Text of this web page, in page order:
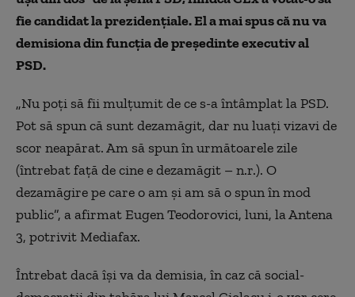
fie candidat la prezidențiale. El a mai spus că nu va
demisiona din funcția de președinte executiv al
PSD.
„Nu poți să fii mulțumit de ce s-a întâmplat la PSD.
Pot să spun că sunt dezamăgit, dar nu luați vizavi de
scor neapărat. Am să spun în următoarele zile
(întrebat față de cine e dezamăgit – n.r.). O
dezamăgire pe care o am și am să o spun în mod
public”, a afirmat Eugen Teodorovici, luni, la Antena
3, potrivit Mediafax.
Întrebat dacă își va da demisia, în caz că social-